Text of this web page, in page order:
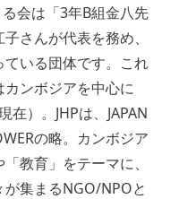
会は「3年B組金八先
さんが代表を務め、
いる団体です。これ
ンボジアを中心に
）。JHPは、JAPAN
の略。カンボジア
教育」をテーマに、
集まるNGO/NPOと